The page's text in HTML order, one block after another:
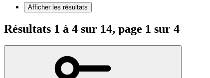
Afficher les résultats
Résultats 1 à 4 sur 14, page 1 sur 4